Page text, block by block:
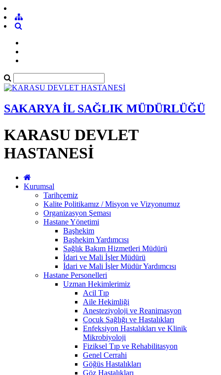
SAKARYA İL SAĞLIK MÜDÜRLÜĞÜ
KARASU DEVLET
HASTANESİ
Kurumsal
Tarihçemiz
Kalite Politikamız / Misyon ve Vizyonumuz
Organizasyon Şeması
Hastane Yönetimi
Başhekim
Başhekim Yardımcısı
Sağlık Bakım Hizmetleri Müdürü
İdari ve Mali İşler Müdürü
İdari ve Mali İşler Müdür Yardımcısı
Hastane Personelleri
Uzman Hekimlerimiz
Acil Tıp
Aile Hekimliği
Anesteziyoloji ve Reanimasyon
Çocuk Sağlığı ve Hastalıkları
Enfeksiyon Hastalıkları ve Klinik
Mikrobiyoloji
Fiziksel Tıp ve Rehabilitasyon
Genel Cerrahi
Göğüs Hastalıkları
Göz Hastalıkları